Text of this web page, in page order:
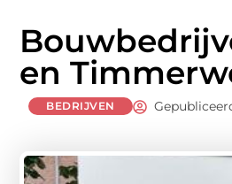
en
BEDRIJVEN